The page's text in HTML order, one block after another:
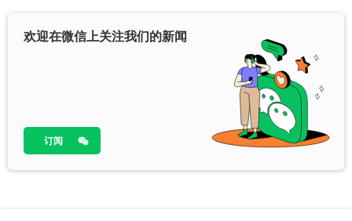
欢迎在微信上关注我们的新闻
订阅